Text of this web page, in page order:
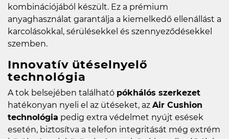
kombinációjából készült. Ez a prémium
anyaghasználat garantálja a kiemelkedő ellenállást a
karcolásokkal, sérülésekkel és szennyeződésekkel
szemben.
Innovatív ütéselnyelő
technológia
A tok belsejében található pókhálós szerkezet
hatékonyan nyeli el az ütéseket, az Air Cushion
technológia pedig extra védelmet nyújt esések
esetén, biztosítva a telefon integritását még extrém